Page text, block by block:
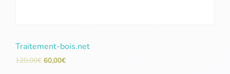
Traitement-bois.net
120,00€ 60,00€